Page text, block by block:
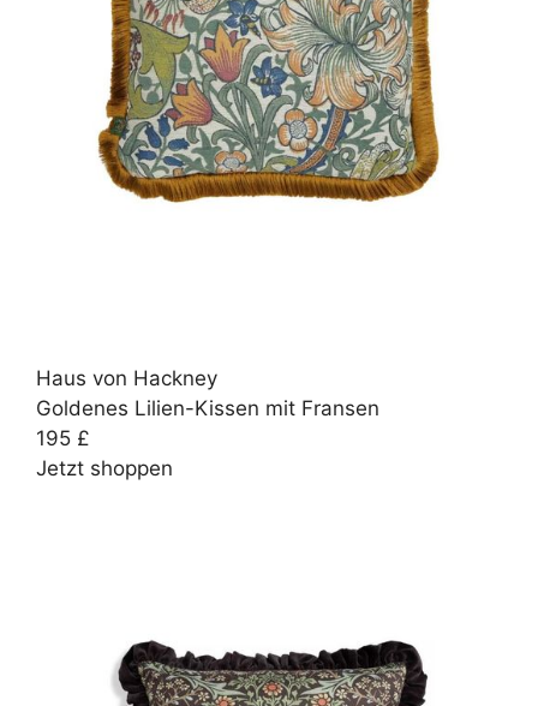
Haus von Hackney
Goldenes Lilien-Kissen mit Fransen
195 £
Jetzt shoppen